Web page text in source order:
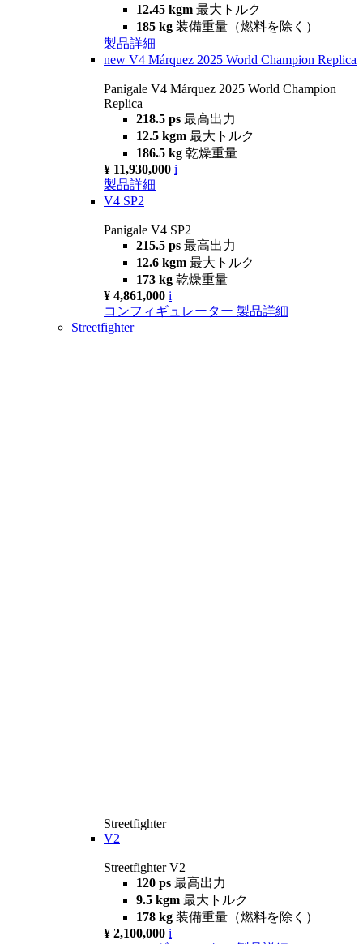
12.45 kgm 最大トルク
185 kg 装備重量（燃料を除く）
製品詳細
new V4 Márquez 2025 World Champion Replica
Panigale V4 Márquez 2025 World Champion
Replica
218.5 ps 最高出力
12.5 kgm 最大トルク
186.5 kg 乾燥重量
¥ 11,930,000 i
製品詳細
V4 SP2
Panigale V4 SP2
215.5 ps 最高出力
12.6 kgm 最大トルク
173 kg 乾燥重量
¥ 4,861,000 i
コンフィギュレーター 製品詳細
Streetfighter
Streetfighter
V2
Streetfighter V2
120 ps 最高出力
9.5 kgm 最大トルク
178 kg 装備重量（燃料を除く）
¥ 2,100,000 i